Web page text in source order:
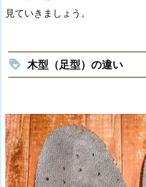
見ていきましょう。
木型（足型）の違い